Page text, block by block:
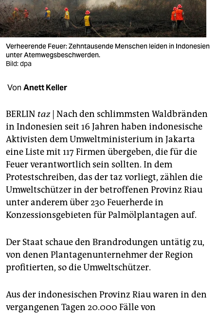
verlag
verlag
veranstaltungen
shop
fragen & hilfe
abo
genossenschaft
epaper login
Verheerende Feuer: Zehntausende Menschen leiden in Indonesien
unter Atemwegsbeschwerden.
Bild: dpa
Von Anett Keller
BERLIN taz| Nach den schlimmsten Waldbränden
in Indonesien seit 16 Jahren haben indonesische
Aktivisten dem Umweltministerium in Jakarta
eine Liste mit 117 Firmen übergeben, die für die
Feuer verantwortlich sein sollten. In dem
Protestschreiben, das der taz vorliegt, zählen die
Umweltschützer in der betroffenen Provinz Riau
unter anderem über 230 Feuerherde in
Konzessionsgebieten für Palmölplantagen auf.
Der Staat schaue den Brandrodungen untätig zu,
von denen Plantagenunternehmer der Region
profitierten, so die Umweltschützer.
Aus der indonesischen Provinz Riau waren in den
vergangenen Tagen 20.000 Fälle von